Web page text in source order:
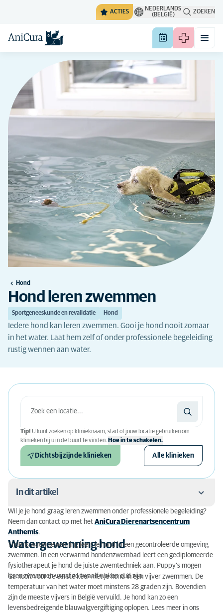
ACTIES
NEDERLANDS
(BELGIË)
ZOEKEN
Hond
Hond leren zwemmen
Sportgeneeskunde en revalidatie Hond
Iedere hond kan leren zwemmen. Gooi je hond nooit zomaar
in het water. Laat hem zelf of onder professionele begeleiding
rustig wennen aan water.
Tip! U kunt zoeken op klinieknaam, stad of jouw locatie gebruiken om
klinieken bij u in de buurt te vinden. Hoe in te schakelen.
Dichtsbijzijnde klinieken Alle klinieken
In dit artikel
Watergewenning hond
Waarom zou je je hond leren zwemmen?
Hoe verloopt een sessie watergewenning voor je
hond?
Je hond voorbereiden op watergewenning
Wil je je hond graag leren zwemmen onder professionele begeleiding?
Neem dan contact op met het AniCura Dierenartsencentrum
Anthemis.
Watergewenning hond
Tijdens watergewenning leert je hond in een gecontroleerde omgeving
zwemmen. In een verwarmd hondenzwembad leert een gediplomeerde
fysiotherapeut je hond de juiste zwemtechniek aan. Puppy's mogen
leren zwemmen vanaf ze twaalf weken oud zijn.
Ga nooit voor de eerste keer met je hond in een vijver zwemmen. De
temperatuur van het water moet minstens 28 graden zijn. Bovendien
zijn de meeste vijvers in België vervuild. Je hond kan zo een
levensbedreigende blauwalgvergiftiging oplopen. Lees meer in ons